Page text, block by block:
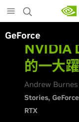
to
main
content
GeForce
NVIDIA
的一大
Andrew
Stories
RTX